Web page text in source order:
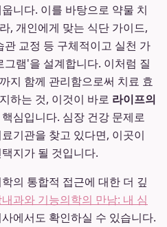
니다. 이를 바탕으로 약물 치
, 개인에게 맞는 식단 가이드,
교정 등 구체적이고 실천 가
램'을 설계합니다. 이처럼 질
지 함께 관리함으로써 치료 효
하는 것, 이것이 바로 라이프의
심입니다. 심장 건강 문제로
기관을 찾고 있다면, 이곳이
지가 될 것입니다.
의 통합적 접근에 대한 더 깊
과와 기능의학의 만남: 내 심
에서도 확인하실 수 있습니다.